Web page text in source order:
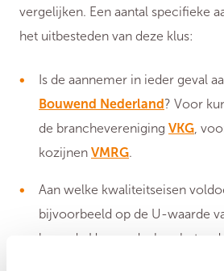
vergelijken. Een aantal specifieke
het uitbesteden van deze klus:
Is de aannemer in ieder geval
Bouwend Nederland ? Voor
de branchevereniging VKG,
kozijnen VMRG.
Aan welke kwaliteitseisen
bijvoorbeeld op de U-waarde
lager de U-waarde, hoe beter
isolerend glas zit bijvoorbeeld